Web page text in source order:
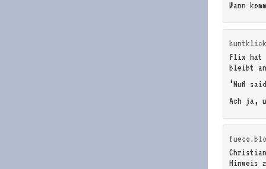
Wann
Flix hat
bleibt
‘Nuff
Ach ja,
Hinweis